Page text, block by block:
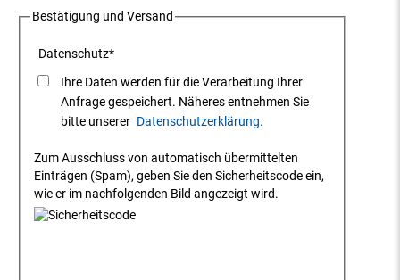
Bestätigung und Versand
Datenschutz*
Ihre Daten werden für die Verarbeitung Ihrer
Anfrage gespeichert. Näheres entnehmen Sie
bitte unserer Datenschutzerklärung.
Zum Ausschluss von automatisch übermittelten
Einträgen (Spam), geben Sie den Sicherheitscode ein,
wie er im nachfolgenden Bild angezeigt wird.